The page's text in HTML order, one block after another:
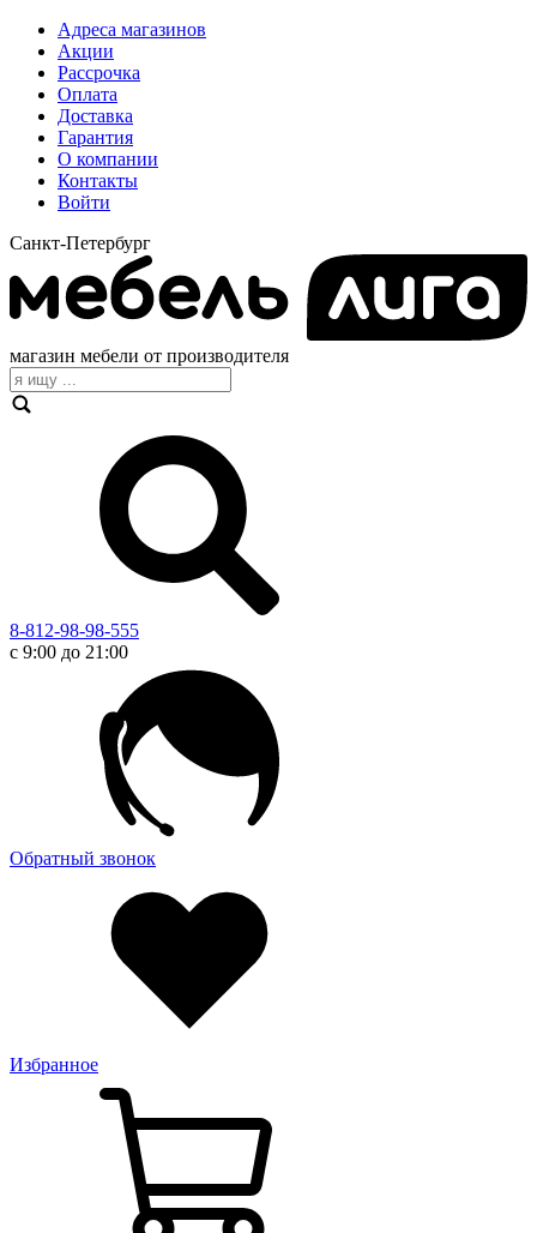
Адреса магазинов
Акции
Рассрочка
Оплата
Доставка
Гарантия
О компании
Контакты
Войти
Санкт-Петербург
магазин мебели от производителя
8-812-98-98-555
с 9:00 до 21:00
Обратный звонок
Избранное